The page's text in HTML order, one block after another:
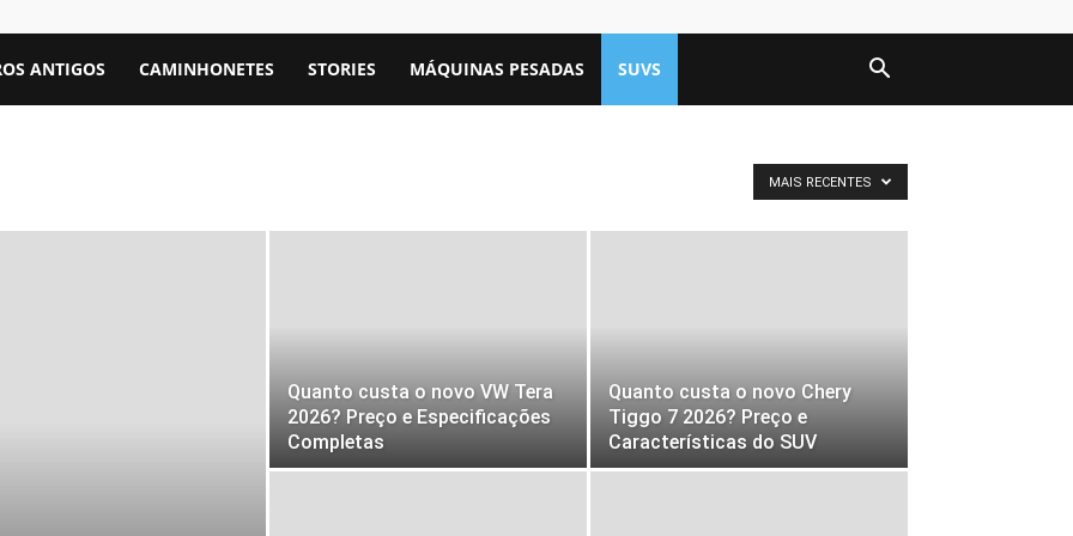
ANTIGOS CAMINHONETES STORIES MÁQUINAS PESADAS SUVS
MAIS RECENTES
Quanto custa o novo VW Tera
2026? Preço e Especificações
Completas
Quanto custa o novo Chery
Tiggo 7 2026? Preço e
Características do SUV